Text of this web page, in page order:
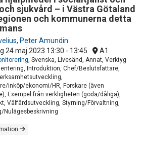
sjukvård – i Västra Götaland
och kommunerna detta
, Peter Amundin
24 maj 2023 13:30 - 13:45 A1
, Svenska, Livesänd, Annat, Verktyg
Introduktion, Chef/Beslutsfattare,
inköp/ekonomi/HR, Forskare (även
Exempel från verkligheten (goda/dåliga),
Välfärdsutveckling, Styrning/Förvaltning,
Nulägesbeskrivning